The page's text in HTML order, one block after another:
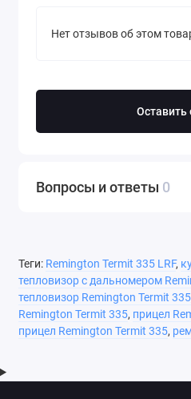
Нет отзывов об этом
Оставить
Вопросы и ответы 0
Теги: Remington Termit 335 LRF,
тепловизор с дальномером
тепловизор Remington Termit 335
Remington Termit 335, прицел
прицел Remington Termit 335,